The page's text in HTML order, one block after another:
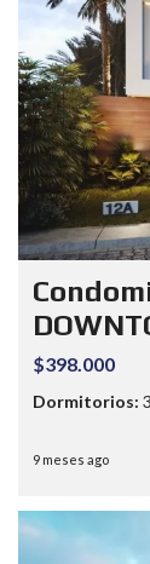
$398.000
Dormitorios: 3
9 meses ago